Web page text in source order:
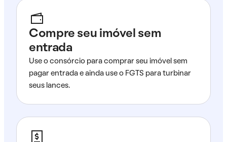
Compre seu imóvel sem
entrada
Use o consórcio para comprar seu imóvel sem
pagar entrada e ainda use o FGTS para turbinar
seus lances.